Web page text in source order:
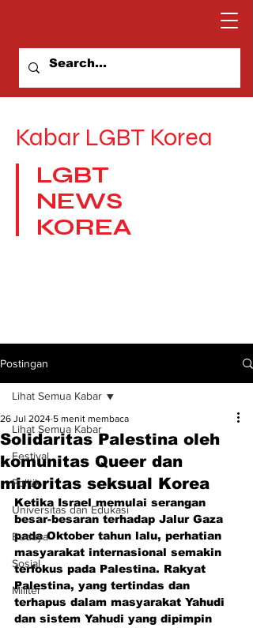
Kabar LGBT Korea
LGBT
NEWS
KOREA
Postingan
Lihat Semua Kabar
Festival
Politik
Universitas dan Edukasi
Budaya
Sosial
Militer
Lihat Semua Kabar
Solidaritas Palestina oleh
komunitas Queer dan
minoritas seksual Korea
26 Jul 2024 5 menit membaca
Ketika Israel memulai serangan
besar-besaran terhadap Jalur Gaza
pada Oktober tahun lalu, perhatian
masyarakat internasional semakin
terfokus pada Palestina. Rakyat
Palestina, yang tertindas dan
terhapus dalam masyarakat Yahudi
dan sistem Yahudi yang dipimpin